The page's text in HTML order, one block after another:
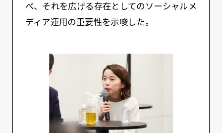
べ、それを広げる存在としてのソーシャルメ
ディア運用の重要性を示唆した。